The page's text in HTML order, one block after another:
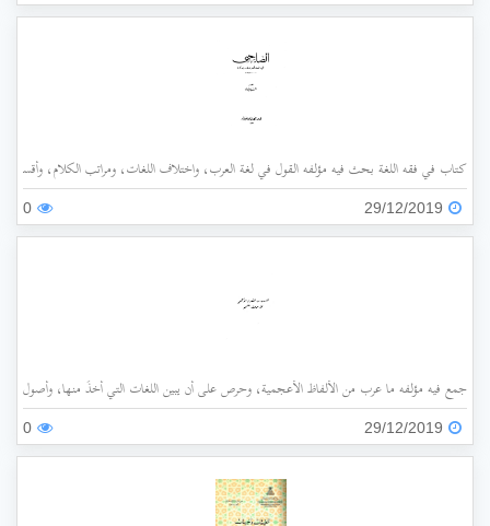
كتاب في فقه اللغة بحث فيه مؤلفه القول في لغة العرب، واختلاف اللغات، ومراتب الكلام،
29/12/2019
0
جمع فيه مؤلفه ما عرب من الألفاظ الأعجمية، وحرص على أن يبين اللغات التي أُخذَ منها، وأصول
29/12/2019
0